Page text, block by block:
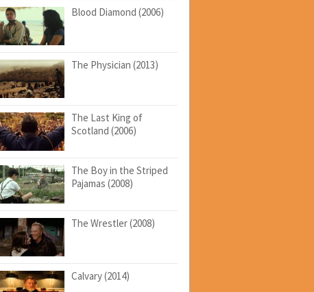
Blood Diamond (2006)
The Physician (2013)
The Last King of
Scotland (2006)
The Boy in the Striped
Pajamas (2008)
The Wrestler (2008)
Calvary (2014)